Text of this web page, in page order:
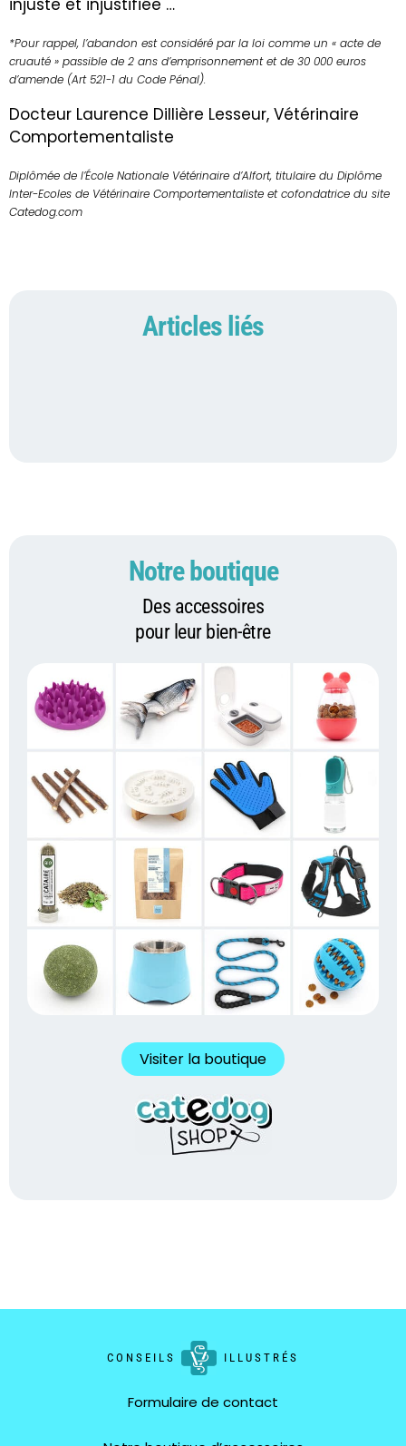
injuste et injustifiée …
*Pour rappel, l’abandon est considéré par la loi comme un « acte de
cruauté » passible de 2 ans d’emprisonnement et de 30 000 euros
d’amende (Art 521-1 du Code Pénal).
Docteur Laurence Dillière Lesseur, Vétérinaire
Comportementaliste
Diplômée de l’École Nationale Vétérinaire d’Alfort, titulaire du Diplôme
Inter-Ecoles de Vétérinaire Comportementaliste et cofondatrice du site
Catedog.com
Articles liés
Notre boutique
Des accessoires
pour leur bien-être
Visiter la boutique
CONSEILS ILLUSTRÉS
Formulaire de contact